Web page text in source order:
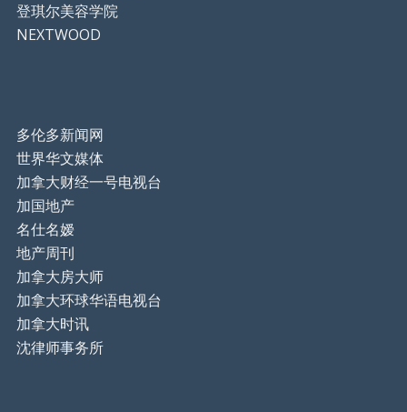
登琪尔美容学院
NEXTWOOD
多伦多新闻网
世界华文媒体
加拿大财经一号电视台
加国地产
名仕名嫒
地产周刊
加拿大房大师
加拿大环球华语电视台
加拿大时讯
沈律师事务所